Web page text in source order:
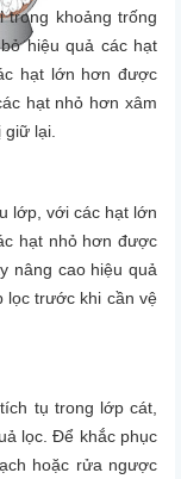
khoảng trống
hiệu quả các hạt
hạt lớn hơn được
hạt nhỏ hơn xâm
lại.
lớp, với các hạt lớn
hạt nhỏ hơn được
nâng cao hiệu quả
lọc trước khi cần vệ
tụ trong lớp cát,
lọc. Để khắc phục
hoặc rửa ngược